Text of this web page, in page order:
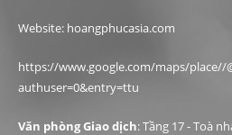
Website: hoangphucasia.com
https://www.google.com/maps/place//
authuser=0&entry=ttu
Văn phòng Giao dịch: Tầng 17 - Toà